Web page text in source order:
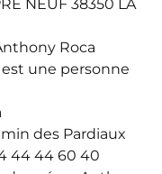
NEUF 38350 LA
Roca
une personne
des Pardiaux
44 44 60 40